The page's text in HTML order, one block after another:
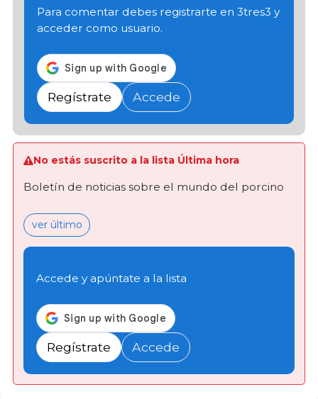
Para comentar debes registrarte en 3tres3 y
acceder como usuario.
Regístrate Accede
No estás suscrito a la lista Última hora
Boletín de noticias sobre el mundo del porcino
ver último
Accede y apúntate a la lista
Regístrate Accede